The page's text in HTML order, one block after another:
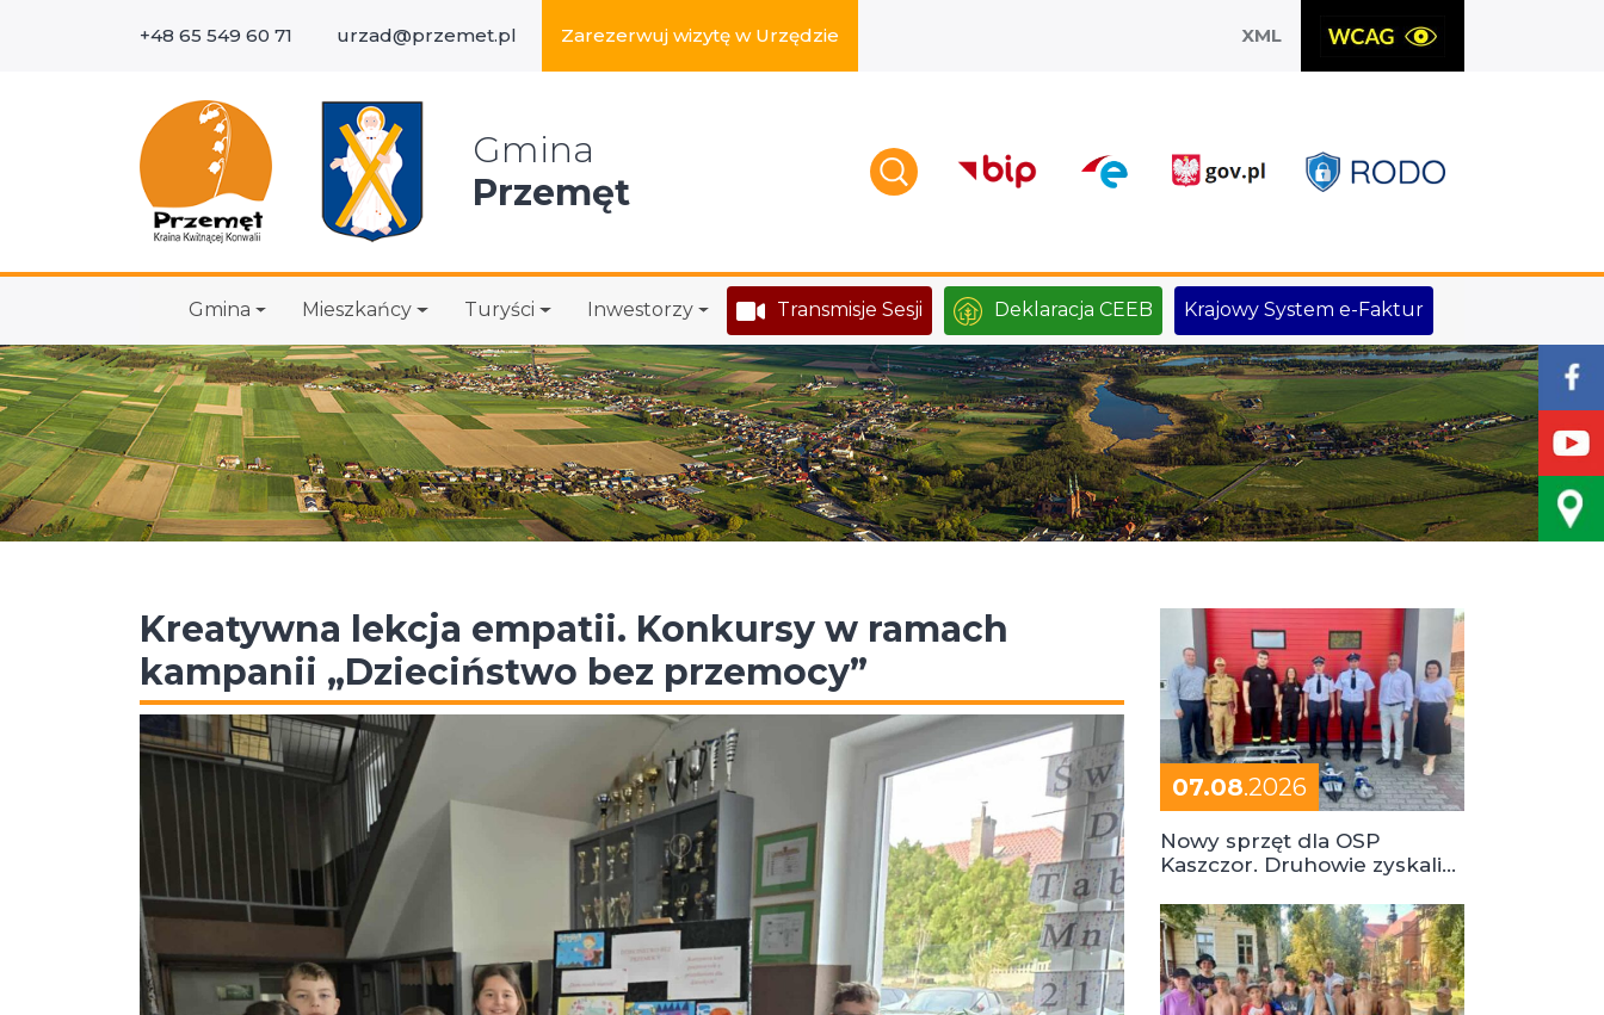
+48 65 549 60 71 urzad@przemet.pl Zarezerwuj wizytę w Urzędzie XML
Gmina
Przemęt
Gmina Mieszkańcy Turyści Inwestorzy Transmisje Sesji Deklaracja CEEB Krajowy System e-Faktur
Kreatywna lekcja empatii. Konkursy w ramach
kampanii „Dzieciństwo bez przemocy”
07.08.2026
Nowy sprzęt dla OSP
Kaszczor. Druhowie zyskali
Wyszukaj w serwisie